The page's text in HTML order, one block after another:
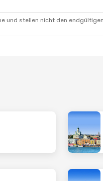
und stellen nicht den